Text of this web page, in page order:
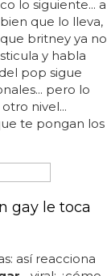
de solteros...
para ser
una gran
aquí te
siempre que
de phiero
que todo el
suelen
además,